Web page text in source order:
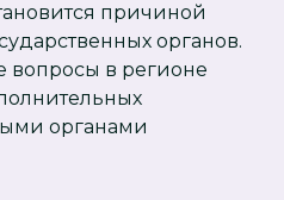
причиной
органов.
вопросы в регионе
органами